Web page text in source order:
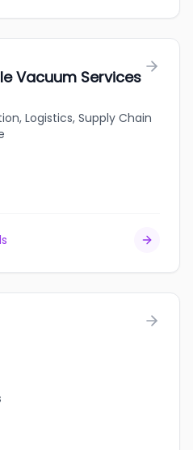
Vacuum Services
Logistics, Supply Chain